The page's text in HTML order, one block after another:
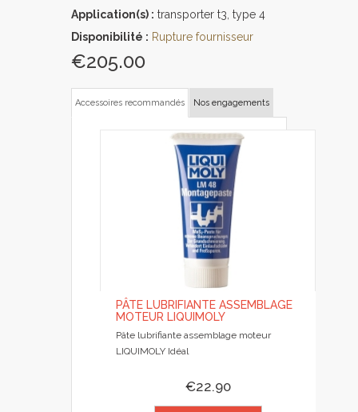
Application(s) : transporter t3, type 4
Disponibilité : Rupture fournisseur
€205.00
Accessoires recommandés Nos engagements
PÂTE LUBRIFIANTE ASSEMBLAGE
MOTEUR LIQUIMOLY
Pâte lubrifiante assemblage moteur
LIQUIMOLY Idéal
€22.90